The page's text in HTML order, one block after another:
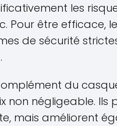
les
Pour être efficace, le
de sécurité
du
non négligeable. Ils
mais améliorent